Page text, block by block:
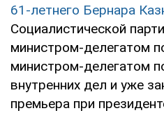
61-летнего Бернара
Социалистической
министром-делегатом
министром-делегатом
внутренних дел и уже
премьера при